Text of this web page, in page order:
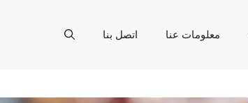
معلومات عنا اتصل بنا